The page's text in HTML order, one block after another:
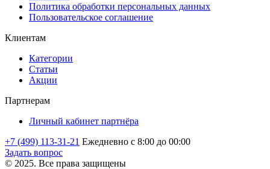
Политика обработки персональных данных
Пользовательское соглашение
Клиентам
Категории
Статьи
Акции
Партнерам
Личный кабинет партнёра
+7 (499) 113-31-21 Ежедневно с 8:00 до 00:00
Задать вопрос
© 2025. Все права защищены